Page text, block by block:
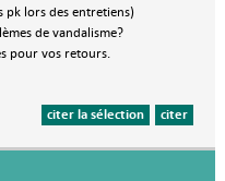
pk lors des entretiens)
de vandalisme?
pour vos retours.
citer
citer la sélection